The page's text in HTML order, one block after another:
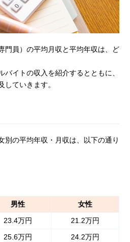
門員）の平均月収と平均年収は、ど
イトの収入を紹介するとともに、
していきます。
別の平均年収・月収は、以下の通り
男性
女性
23.4万円
21.2万円
25.6万円
24.2万円